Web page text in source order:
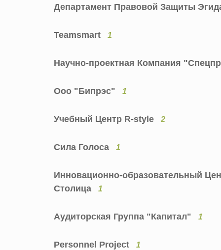
Департамент Правовой Защиты
Teamsmart 1
Научно-проектная Компания
Ооо "Бипрэс" 1
Учебный Центр R-style 2
Сила Голоса 1
Инновационно-образовательный
Столица
1
Аудиторская Группа "Капитал" 1
Personnel Project 1